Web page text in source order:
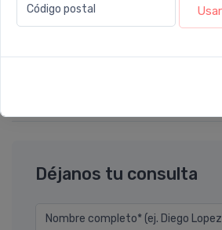
Código postal Usar
Farmacia Leloir
cabello queda super sedoso y
Déjanos tu consulta
Nombre completo* (ej. Diego